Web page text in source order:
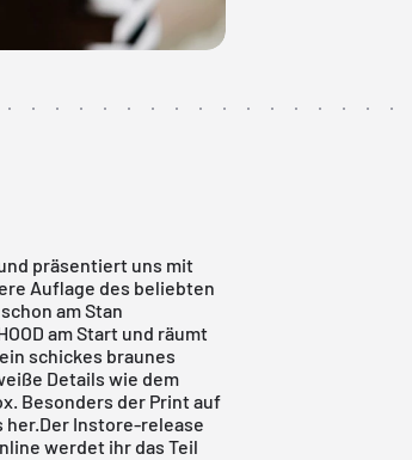
und präsentiert uns mit
Auflage des beliebten
am Stan
am Start und räumt
schickes braunes
Details wie dem
Besonders der Print auf
her.Der Instore-release
werdet ihr das Teil